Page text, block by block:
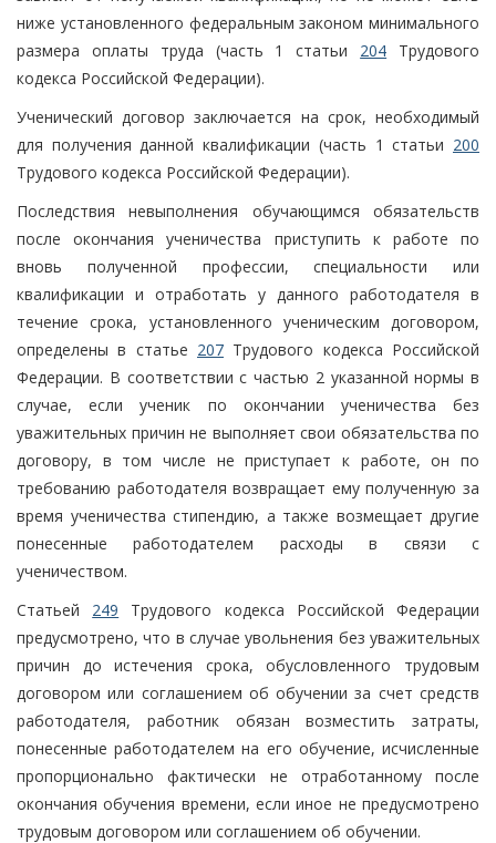
ниже установленного федеральным законом минимального
размера оплаты труда (часть 1 статьи 204 Трудового
кодекса Российской Федерации).
Ученический договор заключается на срок, необходимый
для получения данной квалификации (часть 1 статьи 200
Трудового кодекса Российской Федерации).
Последствия невыполнения обучающимся обязательств
после окончания ученичества приступить к работе по
вновь полученной профессии, специальности или
квалификации и отработать у данного работодателя в
течение срока, установленного ученическим договором,
определены в статье 207 Трудового кодекса Российской
Федерации. В соответствии с частью 2 указанной нормы в
случае, если ученик по окончании ученичества без
уважительных причин не выполняет свои обязательства по
договору, в том числе не приступает к работе, он по
требованию работодателя возвращает ему полученную за
время ученичества стипендию, а также возмещает другие
понесенные работодателем расходы в связи с
ученичеством.
Статьей 249 Трудового кодекса Российской Федерации
предусмотрено, что в случае увольнения без уважительных
причин до истечения срока, обусловленного трудовым
договором или соглашением об обучении за счет средств
работодателя, работник обязан возместить затраты,
понесенные работодателем на его обучение, исчисленные
пропорционально фактически не отработанному после
окончания обучения времени, если иное не предусмотрено
трудовым договором или соглашением об обучении.